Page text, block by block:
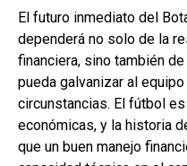
El futuro inmediato del
dependerá no solo de la
financiera, sino también
pueda galvanizar al
circunstancias. El fútbol
económicas, y la historia
que un buen manejo